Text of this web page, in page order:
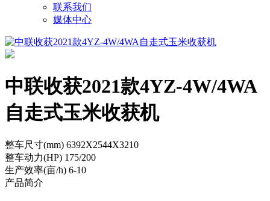
联系我们
媒体中心
中联收获2021款4YZ-4W/4WA
自走式玉米收获机
整车尺寸(mm) 6392X2544X3210
整车动力(HP) 175/200
生产效率(亩/h) 6-10
产品简介